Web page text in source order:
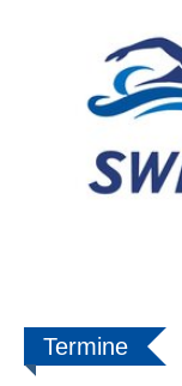
Termine